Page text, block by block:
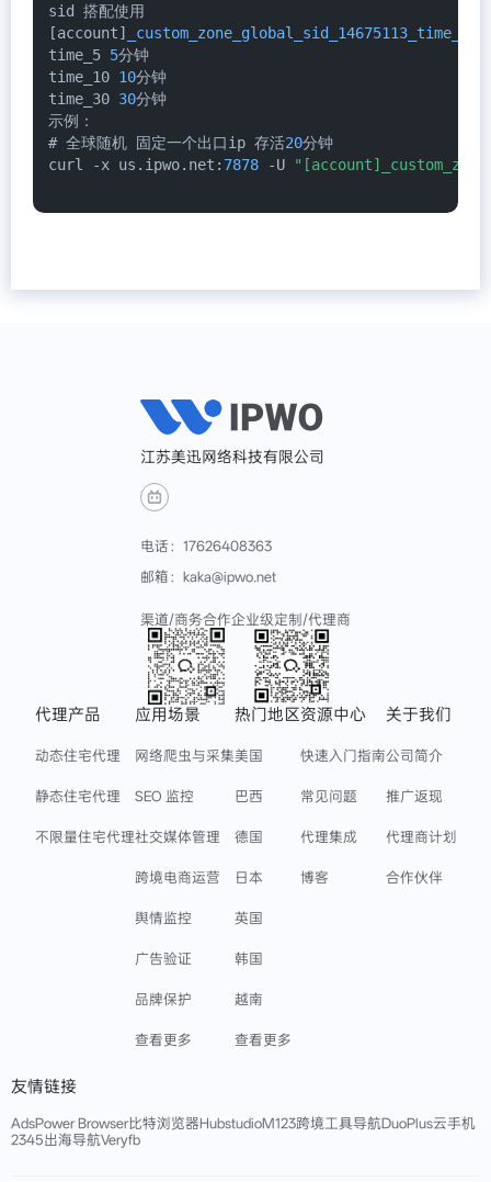
sid 搭配使用
[account]
_custom_zone_global_sid_14675113_time_20
time_5 5分钟
time_10 10分钟
time_30 30分钟
示例：
# 全球随机 固定一个出口ip 存活20分钟
curl -x us. ipwo. net : 7878 -U
江苏美迅网络科技有限公司
电话：17626408363
邮箱：kaka@ipwo.net
渠道/商务合作企业级定制/代理商
代理产品
动态住宅代理
静态住宅代理
不限量住宅代理
应用场景
网络爬虫与采集
SEO 监控
社交媒体管理
跨境电商运营
舆情监控
广告验证
品牌保护
查看更多
热门地区
美国
巴西
德国
日本
英国
韩国
越南
查看更多
资源中心
快速入门指南
常见问题
代理集成
博客
关于我们
公司简介
推广返现
代理商计划
合作伙伴
友情链接
AdsPower Browser比特浏览器HubstudioM123跨境工具导航DuoPlus云手机
2345出海导航Veryfb